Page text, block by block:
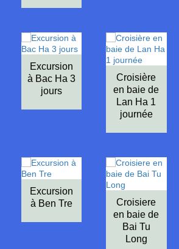
Excursion
à Bac Ha 3
jours
Croisière
en baie de
Lan Ha 1
journée
Excursion
à Ben Tre
Croisiere
en baie de
Bai Tu
Long